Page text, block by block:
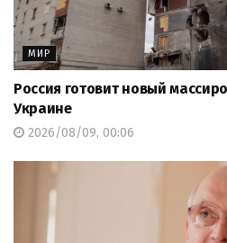
МИР
Россия готовит новый
Украине
2026/08/09, 00:06